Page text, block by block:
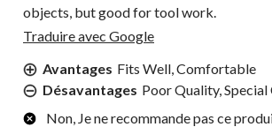
objects, but good for tool work.
Traduire avec Google
Avantages Fits Well, Comfortable
Désavantages Poor Quality, Special
Non, Je ne recommande pas ce